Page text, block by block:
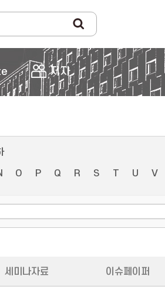
저자
O P Q R S T U V
세미나자료 이슈페이퍼